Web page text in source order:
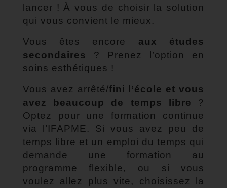
lancer ! À vous de choisir la solution
qui vous convient le mieux.
Vous êtes encore aux études
secondaires ? Prenez l’option en
soins esthétiques !
Vous avez arrêté/fini l’école et vous
avez beaucoup de temps libre ?
Optez pour une formation continue
via l’IFAPME. Si vous avez peu de
temps libre et un emploi du temps qui
demande une formation au
programme flexible, ou si vous
voulez allez plus vite, choisissez la